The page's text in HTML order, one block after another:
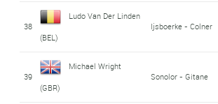
38
Ludo Van Der Linden
(BEL)
Ijsboerke - Colner
39
Michael Wright
(GBR)
Sonolor - Gitane